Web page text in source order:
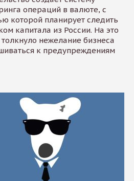
операций в валюте, с
которой планирует следить
капитала из России. На это
нежелание бизнеса
к предупреждениям